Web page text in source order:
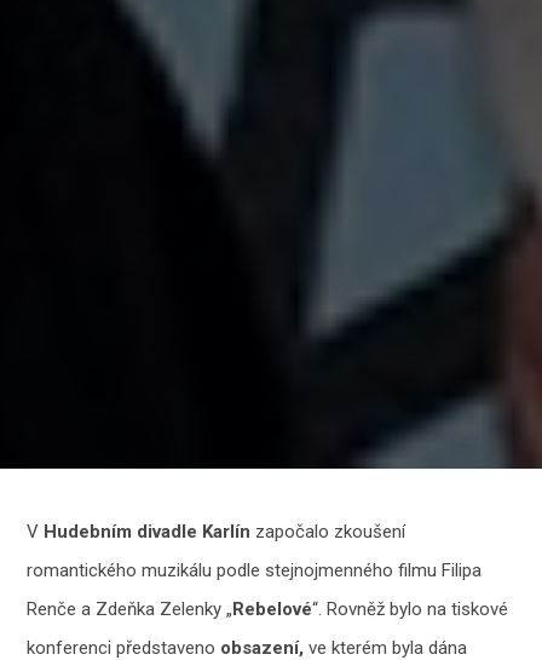
V Hudebním divadle Karlín započalo zkoušení
romantického muzikálu podle stejnojmenného filmu Filipa
Renče a Zdeňka Zelenky „Rebelové“. Rovněž bylo na tiskové
konferenci představeno obsazení, ve kterém byla dána